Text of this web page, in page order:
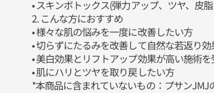
• スキンボトックス(弾力アップ、ツヤ、皮
2. こんな方におすすめ
• 様々な肌の悩みを一度に改善したい方
• 切らずにたるみを改善して自然な若返り
• 美白効果とリフトアップ効果が高い施術
• 肌にハリとツヤを取り戻したい方
*本商品に含まれていないもの：プサンJMJ